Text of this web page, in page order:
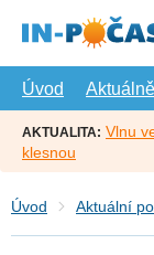
hlavní
Úvod
Aktuálně
AKTUALITA: Vlnu
klesnou
Úvod Aktuální